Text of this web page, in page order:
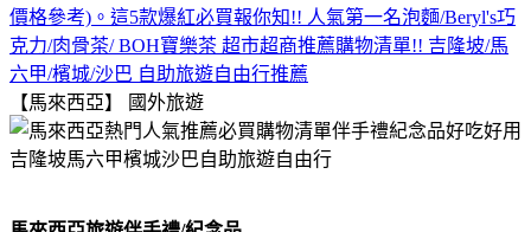
價格參考)。這5款爆紅必買報你知!! 人氣第一名泡麵/Beryl's巧
克力/肉骨茶/ BOH寶樂茶 超市超商推薦購物清單!! 吉隆坡/馬
六甲/檳城/沙巴 自助旅遊自由行推薦
【馬來西亞】
國外旅遊